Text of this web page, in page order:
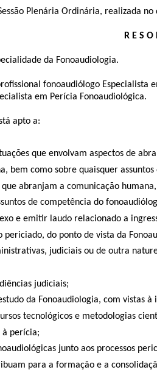
Plenária Ordinária, realizada
R E S O
da Fonoaudiologia.
fonoaudiólogo Especialista
em Perícia Fonoaudiológica.
apto a:
que envolvam aspectos de
bem como sobre quaisquer
abranjam a comunicação
de competência do
e emitir laudo relacionado a
do ponto de vista da
judiciais ou de outra
judiciais;
da Fonoaudiologia, com vistas à
tecnológicos e metodologias
à perícia;
junto aos processos
para a formação e a